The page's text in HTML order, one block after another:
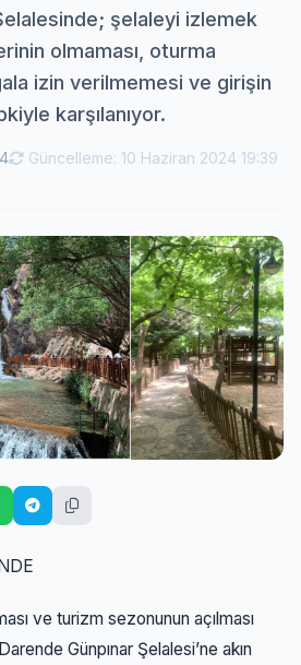
şelaleyi izlemek
olmaması, oturma
izin verilmemesi ve girişin
karşılanıyor.
Güncelleme: 10 Haziran 2024 19:39
ve turizm sezonunun açılması
Günpınar Şelalesi’ne akın